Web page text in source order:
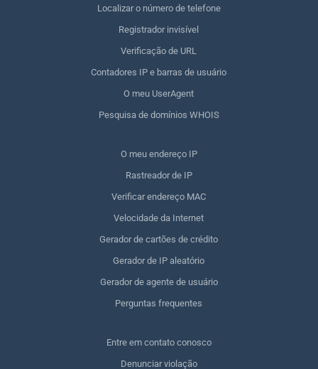
Localizar o número de telefone
Registrador invisível
Verificação de URL
Contadores IP e barras de usuário
O meu UserAgent
Pesquisa de domínios WHOIS
O meu endereço IP
Rastreador de IP
Verificar endereço MAC
Velocidade da Internet
Gerador de cartões de crédito
Gerador de IP aleatório
Gerador de agente de usuário
Perguntas frequentes
Entre em contato conosco
Denunciar violação